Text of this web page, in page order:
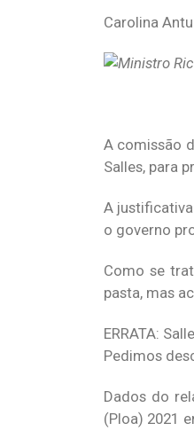
Carolina
A comissão
Salles, para
A
o governo
Como se
pasta, mas
ERRATA:
Pedimos
Dados do
(Ploa) 2021